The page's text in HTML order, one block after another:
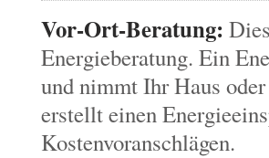
Vor-Ort-Beratung:
Energieberatung. Ein
und nimmt Ihr Haus
erstellt einen
Kostenvoranschlägen.